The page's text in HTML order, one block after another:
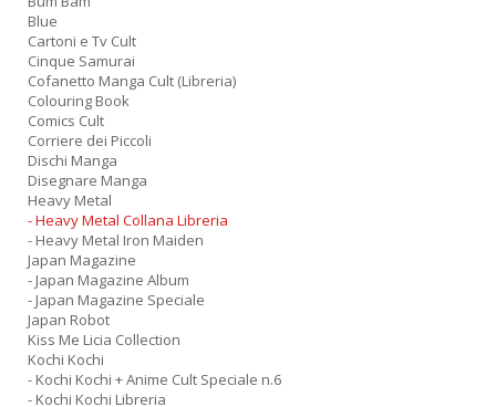
Blue
Cartoni e Tv Cult
Cinque Samurai
Cofanetto Manga Cult (Libreria)
Colouring Book
Comics Cult
Corriere dei Piccoli
Dischi Manga
Disegnare Manga
Heavy Metal
- Heavy Metal Collana Libreria
- Heavy Metal Iron Maiden
Japan Magazine
- Japan Magazine Album
- Japan Magazine Speciale
Japan Robot
Kiss Me Licia Collection
Kochi Kochi
- Kochi Kochi + Anime Cult Speciale n.6
- Kochi Kochi Libreria